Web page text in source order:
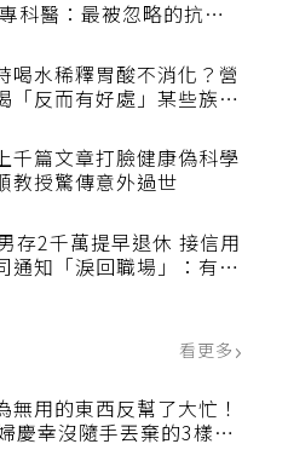
足「血管如擰抹布被擠
科醫：最被忽略的抗老
喝水稀釋胃酸不消化？營
「反而有好處」某些族群
千篇文章打臉健康偽科學
教授驚傳意外過世
存2千萬提早退休 接信用
通知「淚回職場」：有錢
無用的東西反幫了大忙！
婦慶幸沒隨手丟棄的3樣物